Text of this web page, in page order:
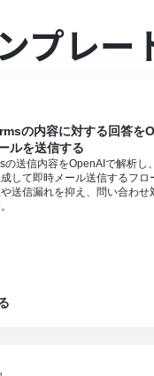
できます。
レーション）となっ
うことが可能です。無
有料プラン
の契約が必
プレー
の内容に対する回答を
ルを送信する
の送信内容をOpenAIで解析し
して即時メール送信するフロ
送信漏れを抑え、問い合わせ